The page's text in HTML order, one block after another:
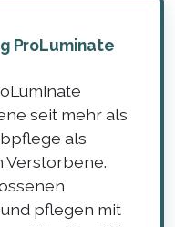
ProLuminate
seit mehr als
als
Verstorbene.
pflegen mit